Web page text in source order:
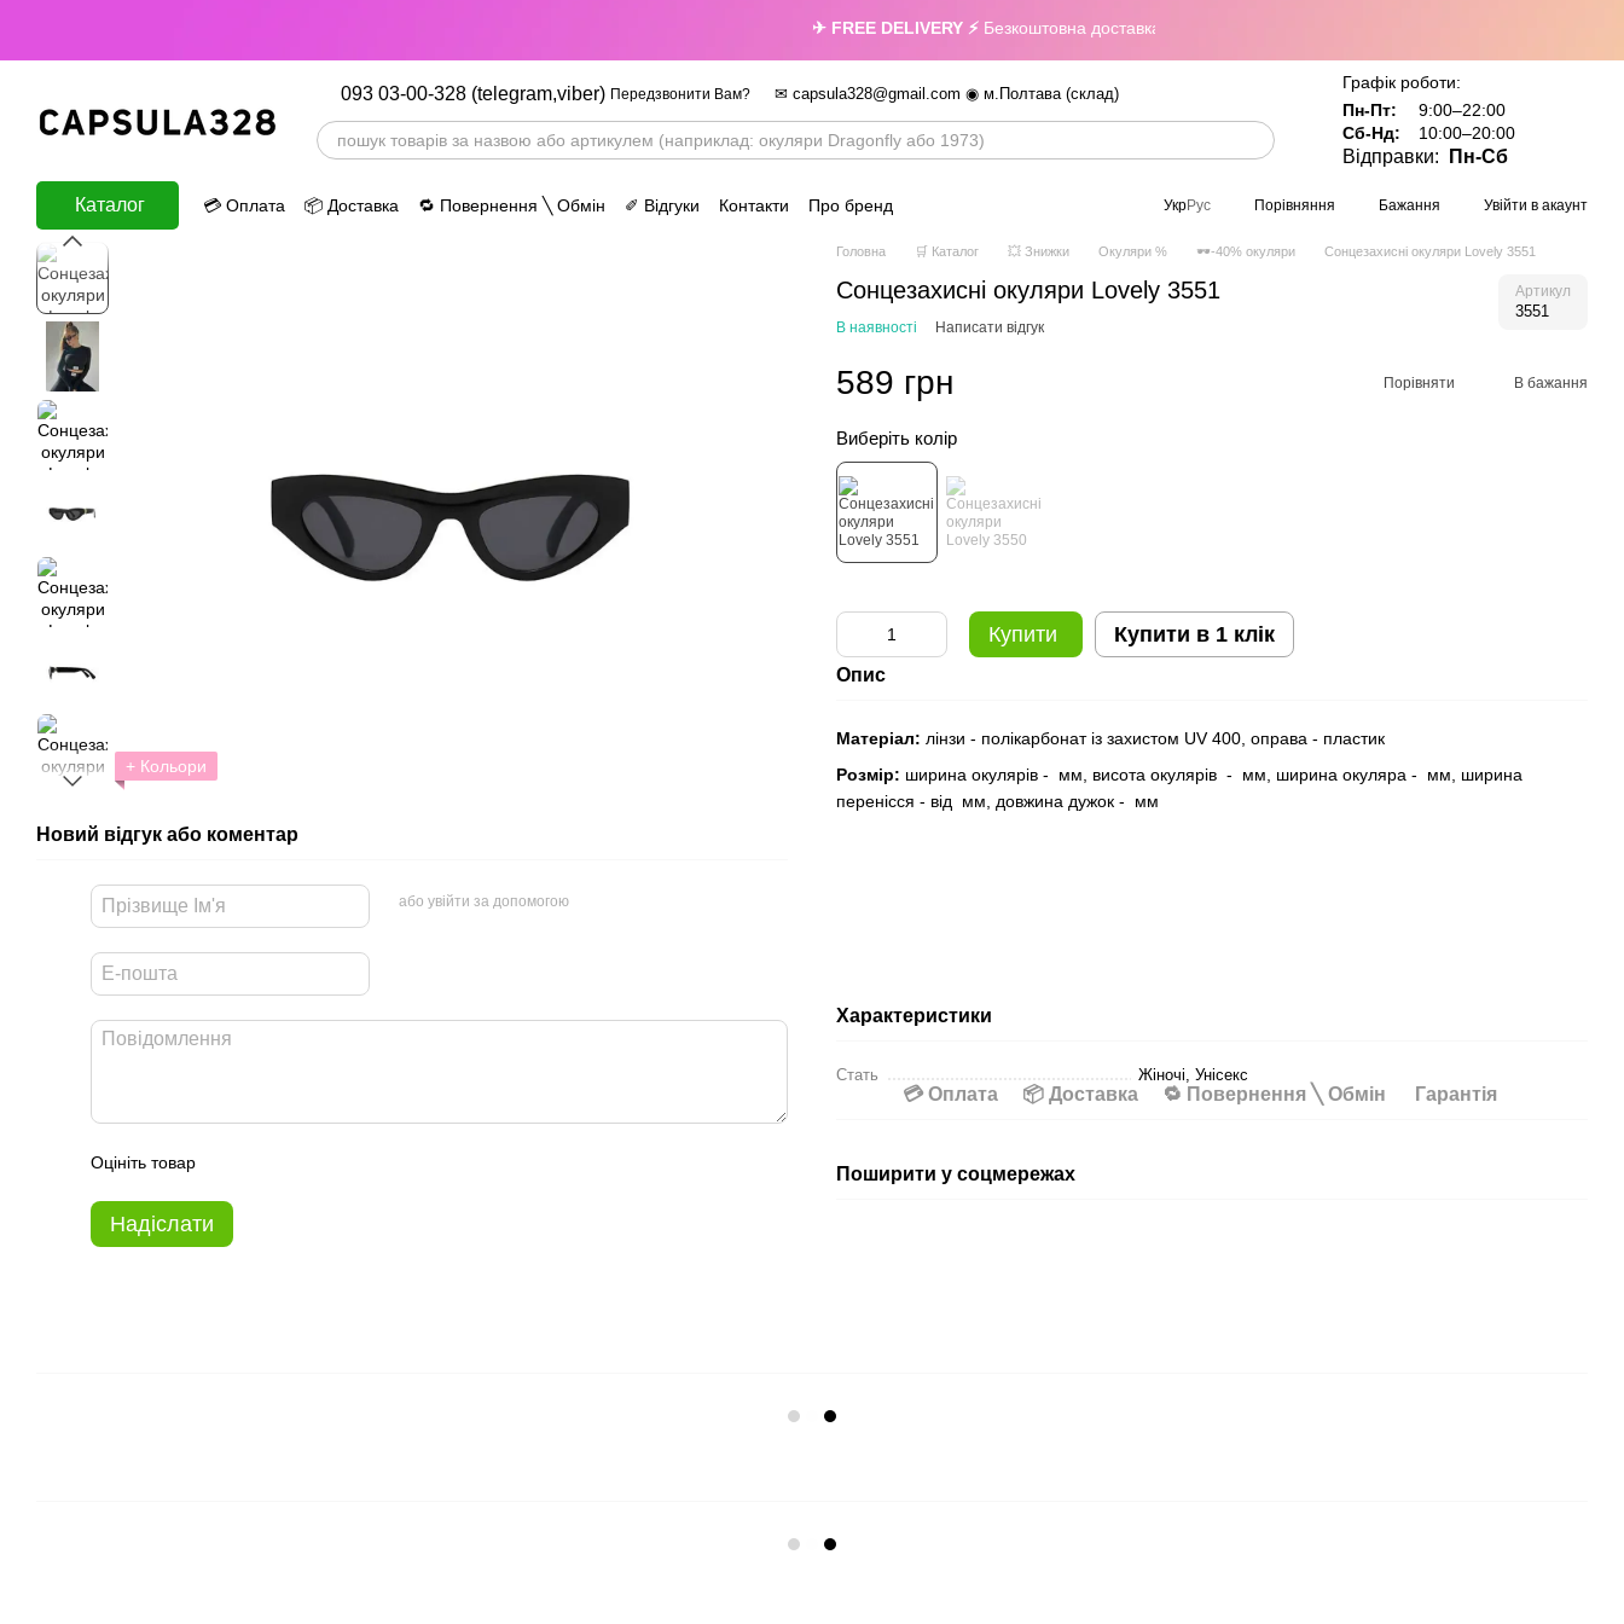
✈ FREE DELIVERY ⚡Безкоштовна доставка по всій Україні при замовленні від 800 грн
093 03-00-328 (telegram,viber) Передзвонити Вам? ✉ capsula328@gmail.com ◉ м.Полтава (склад)
Графік роботи:
Пн-Пт:
9:00–22:00
Сб-Нд:
10:00–20:00
Відправки: Пн-Сб
Каталог 💳 Оплата 📦 Доставка 🔁 Повернення ╲ Обмін ✐ Відгуки Контакти
Про бренд
УкрРус Порівняння Бажання Увійти в акаунт
+ Кольори
Новий відгук або коментар
або увійти за допомогою
Оцініть товар
Надіслати
Головна 🛒 Каталог 💥 Знижки Окуляри % 🕶-40% окуляри Сонцезахисні окуляри Lovely 3551
Сонцезахисні окуляри Lovely 3551 Артикул
3551
В наявності Написати відгук
589 грн Порівняти В бажання
Виберіть колір
Купити Купити в 1 клік
Опис
Матеріал: лінзи - полікарбонат із захистом UV 400, оправа - пластик
Розмір: ширина окулярів - мм, висота окулярів - мм, ширина окуляра - мм, ширина
перенісся - від мм, довжина дужок - мм
Характеристики
Стать Жіночі, Унісекс
💳 Оплата 📦 Доставка 🔁 Повернення ╲ Обмін Гарантія
Поширити у соцмережах